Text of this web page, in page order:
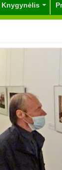
Knygynėlis